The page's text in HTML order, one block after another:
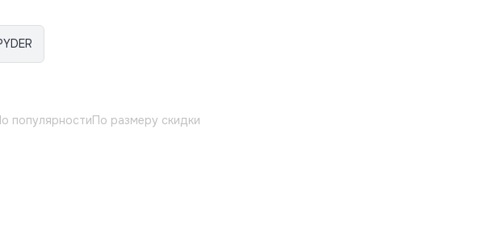
популярностиПо размеру скидки